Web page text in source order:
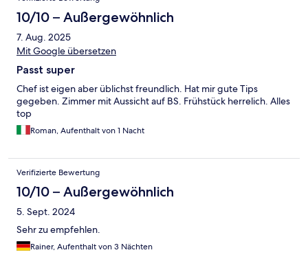
10/10 – Außergewöhnlich
7. Aug. 2025
Mit Google übersetzen
Passt super
Chef ist eigen aber üblichst freundlich. Hat mir gute Tips
gegeben. Zimmer mit Aussicht auf BS. Frühstück herrelich. Alles
top
Roman, Aufenthalt von 1 Nacht
Verifizierte Bewertung
10/10 – Außergewöhnlich
5. Sept. 2024
Sehr zu empfehlen.
Rainer, Aufenthalt von 3 Nächten